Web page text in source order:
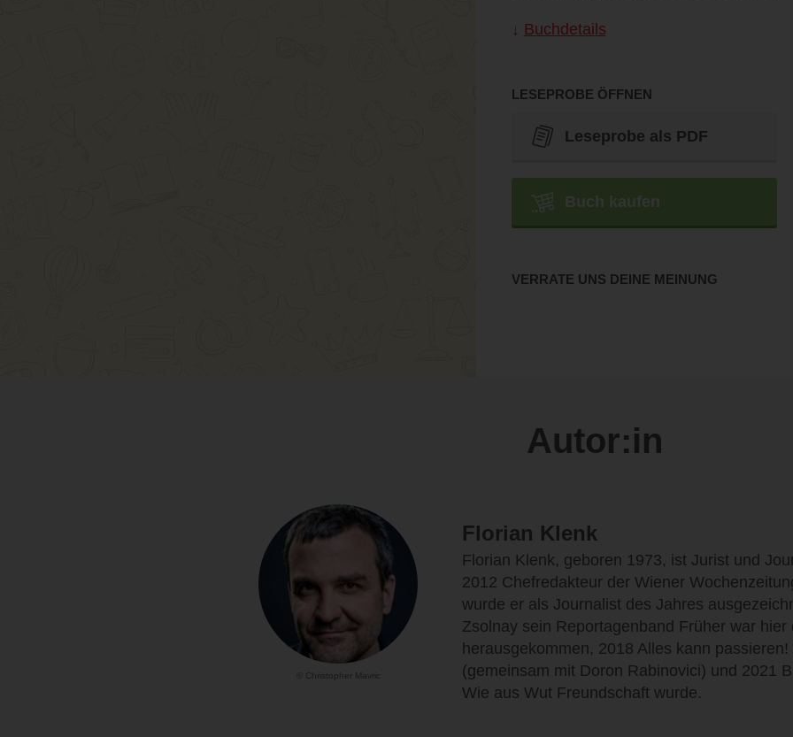
Buchdetails
LESEPROBE ÖFFNEN
Leseprobe als PDF
Buch kaufen
VERRATE UNS DEINE MEINUNG
Autor:in
© Christopher Mavric
Florian Klenk
Florian Klenk, geboren 1973, ist Jurist und
2012 Chefredakteur der Wiener
wurde er als Journalist des Jahres
Zsolnay sein Reportagenband Früher war
herausgekommen, 2018 Alles kann
(gemeinsam mit Doron Rabinovici) und 2021
Wie aus Wut Freundschaft wurde.